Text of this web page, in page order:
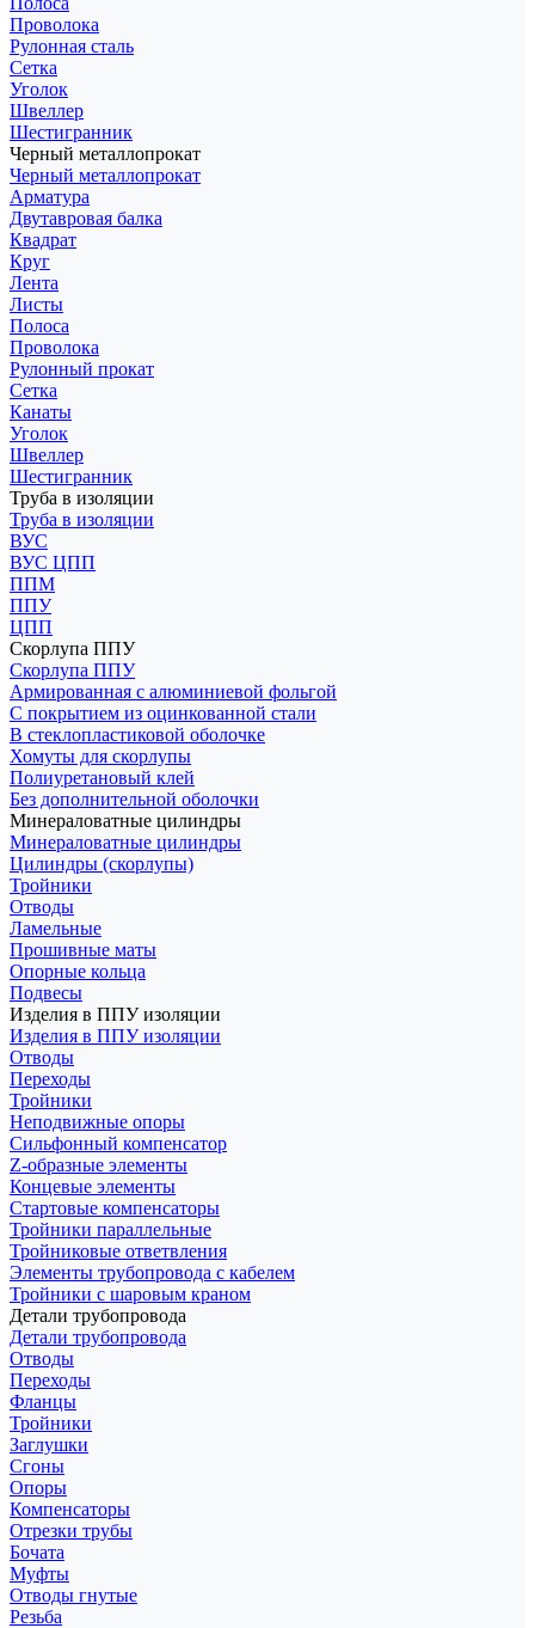
Проволока
Рулонная сталь
Сетка
Уголок
Швеллер
Шестигранник
Черный металлопрокат
Черный металлопрокат
Арматура
Двутавровая балка
Квадрат
Круг
Лента
Листы
Полоса
Проволока
Рулонный прокат
Сетка
Канаты
Уголок
Швеллер
Шестигранник
Труба в изоляции
Труба в изоляции
ВУС
ВУС ЦПП
ППМ
ППУ
ЦПП
Скорлупа ППУ
Скорлупа ППУ
Армированная с алюминиевой фольгой
С покрытием из оцинкованной стали
В стеклопластиковой оболочке
Хомуты для скорлупы
Полиуретановый клей
Без дополнительной оболочки
Минераловатные цилиндры
Минераловатные цилиндры
Цилиндры (скорлупы)
Тройники
Отводы
Ламельные
Прошивные маты
Опорные кольца
Подвесы
Изделия в ППУ изоляции
Изделия в ППУ изоляции
Отводы
Переходы
Тройники
Неподвижные опоры
Cильфонный компенсатор
Z-образные элементы
Концевые элементы
Стартовые компенсаторы
Тройники параллельные
Тройниковые ответвления
Элементы трубопровода с кабелем
Тройники с шаровым краном
Детали трубопровода
Детали трубопровода
Отводы
Переходы
Фланцы
Тройники
Заглушки
Сгоны
Опоры
Компенсаторы
Отрезки трубы
Бочата
Муфты
Отводы гнутые
Резьба